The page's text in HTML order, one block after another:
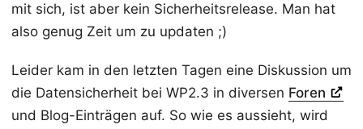
mit sich, ist aber kein Sicherheitsrelease. Man hat
also genug Zeit um zu updaten ;)
Leider kam in den letzten Tagen eine Diskussion um
die Datensicherheit bei WP2.3 in diversen Foren
und Blog-Einträgen auf. So wie es aussieht, wird